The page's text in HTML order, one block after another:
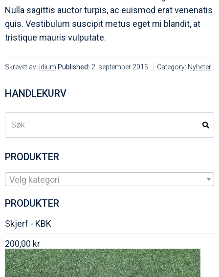
Nulla sagittis auctor turpis, ac euismod erat venenatis
quis. Vestibulum suscipit metus eget mi blandit, at
tristique mauris vulputate.
Skrevet av: idium Published: 2. september 2015 Category: Nyheter
HANDLEKURV
PRODUKTER
Velg kategori
PRODUKTER
Skjerf - KBK
200,00 kr